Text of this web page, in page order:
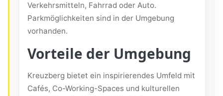
Verkehrsmitteln, Fahrrad oder Auto.
Parkmöglichkeiten sind in der Umgebung
vorhanden.
Vorteile der Umgebung
Kreuzberg bietet ein inspirierendes Umfeld mit
Cafés, Co-Working-Spaces und kulturellen